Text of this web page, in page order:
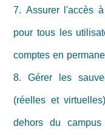
7. Assurer l'accès
pour tous les
comptes en
8. Gérer les
(réelles et
dehors du